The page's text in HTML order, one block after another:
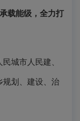
载能级， 全力打
城市人民建、
规划、建设、治